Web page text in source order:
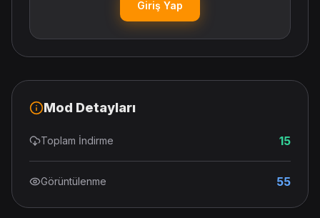
Giriş Yap
Mod Detayları
Toplam İndirme 15
Görüntülenme 55